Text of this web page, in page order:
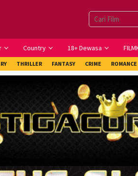
Country 18+ Dewasa
THRILLER FANTASY CRIME ROMANCE